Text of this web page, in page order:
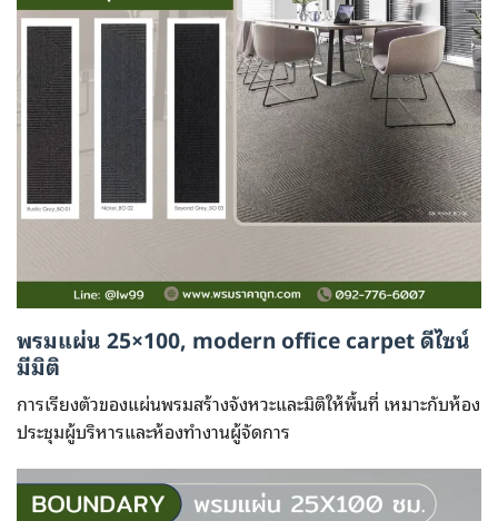
พรมแผ่น 25×100, modern office carpet ดีไซน์
มีมิติ
การเรียงตัวของแผ่นพรมสร้างจังหวะและมิติให้พื้นที่ เหมาะกับห้อง
ประชุมผู้บริหารและห้องทำงานผู้จัดการ